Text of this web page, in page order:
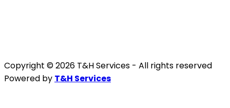
Copyright © 2026 T&H Services - All rights reserved
Powered by T&H Services